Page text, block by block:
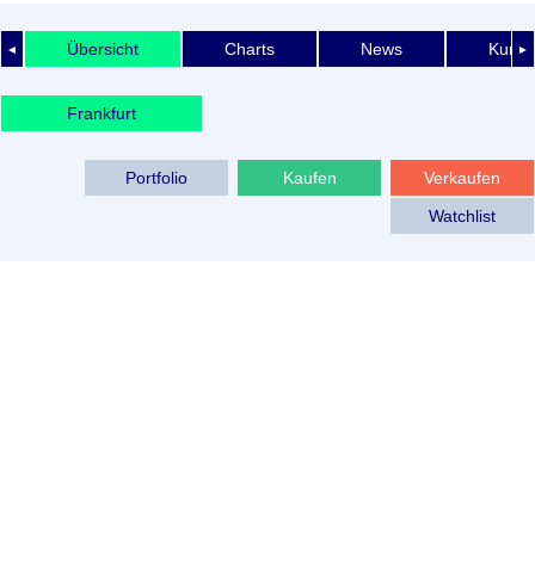
◄ ►
Übersicht Charts News
Frankfurt
Verkaufen
Kaufen
Portfolio
Watchlist